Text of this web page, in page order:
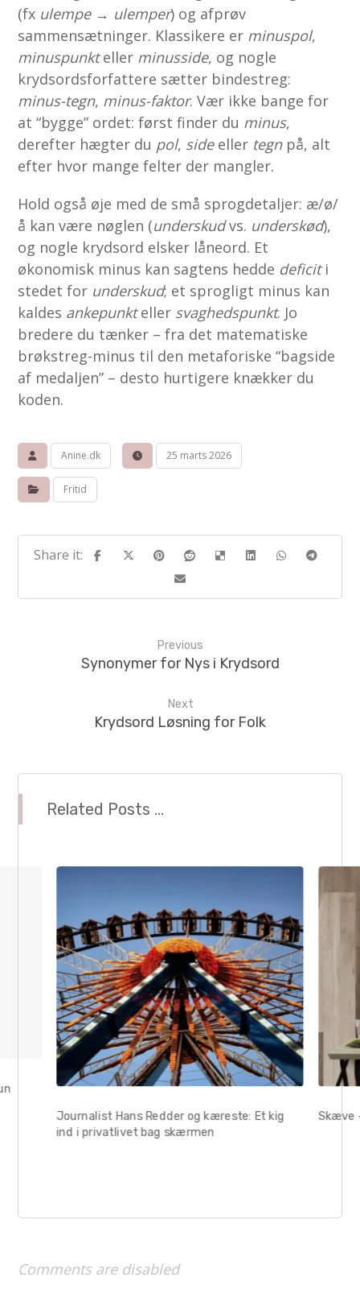
(fx ulempe → ulemper) og afprøv
sammensætninger. Klassikere er minuspol,
minuspunkteller minusside, og nogle
krydsordsforfattere sætter bindestreg:
minus-tegn, minus-faktor. Vær ikke bange for
at “bygge” ordet: først finder du minus,
derefter hægter du pol, sideeller tegnpå, alt
efter hvor mange felter der mangler.
Hold også øje med de små sprog­detaljer: æ/ø/
å kan være nøglen (underskudvs. under­skød),
og nogle krydsord elsker låneord. Et
økonomisk minus kan sagtens hedde deficiti
stedet for underskud; et sprogligt minus kan
kaldes ankepunkteller svaghedspunkt. Jo
bredere du tænker – fra det matematiske
brøkstreg-minus til den metaforiske “bagside
af medaljen” – desto hurtigere knækker du
koden.
Anine.dk 25 marts 2026
Fritid
Previous
Synonymer for Nys i Krydsord
Next
Krydsord Løsning for Folk
Related Posts ...
Journalist Hans Redder og kæreste: Et kig
ind i privatlivet bag skærmen
Skæve
Comments are disabled